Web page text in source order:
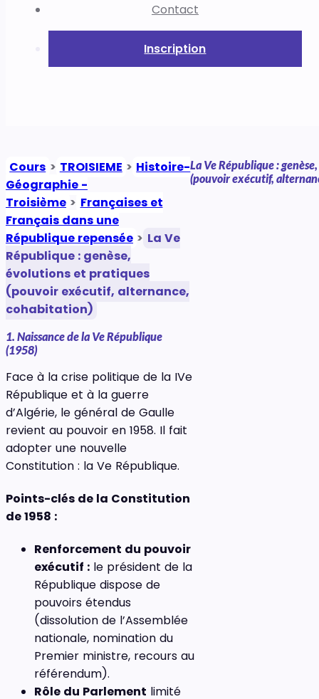
Contact
Inscription
Cours > TROISIEME > Histoire-
Géographie -
Troisième > Françaises et
Français dans une
République repensée > La Ve
République : genèse,
évolutions et pratiques
(pouvoir exécutif, alternance,
cohabitation)
La Ve République :
(pouvoir exécutif,
1. Naissance de la Ve République
(1958)
Face à la crise politique de la IVe
République et à la guerre
d’Algérie, le général de Gaulle
revient au pouvoir en 1958. Il fait
adopter une nouvelle
Constitution : la Ve République.
Points-clés de la Constitution
de 1958 :
Renforcement du pouvoir
exécutif : le président de la
République dispose de
pouvoirs étendus
(dissolution de l’Assemblée
nationale, nomination du
Premier ministre, recours au
référendum).
Rôle du Parlement limité